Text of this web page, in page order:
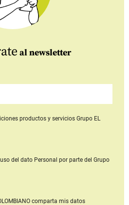
al newsletter
productos y serviciosGrupo EL
del dato Personal por parte del Grupo
comparta mis datos